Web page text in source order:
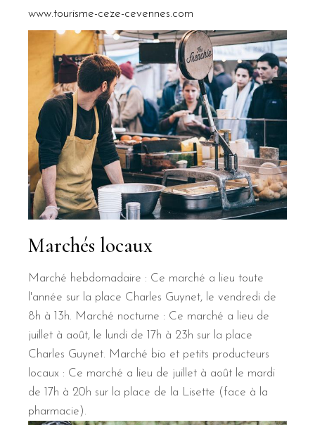
www.tourisme-ceze-cevennes.com
Marchés locaux
Marché hebdomadaire : Ce marché a lieu toute
l'année sur la place Charles Guynet, le vendredi de
8h à 13h. Marché nocturne : Ce marché a lieu de
juillet à août, le lundi de 17h à 23h sur la place
Charles Guynet. Marché bio et petits producteurs
locaux : Ce marché a lieu de juillet à août le mardi
de 17h à 20h sur la place de la Lisette (face à la
pharmacie).